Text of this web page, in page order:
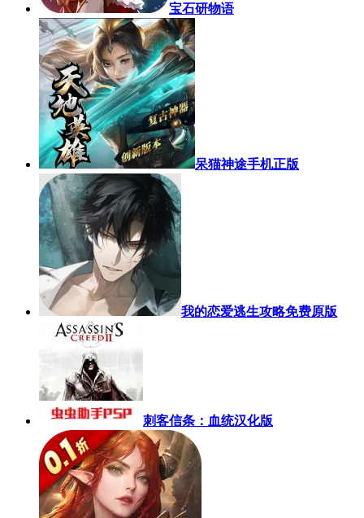
宝石研物语
呆猫神途手机正版
我的恋爱逃生攻略免费原版
刺客信条：血统汉化版